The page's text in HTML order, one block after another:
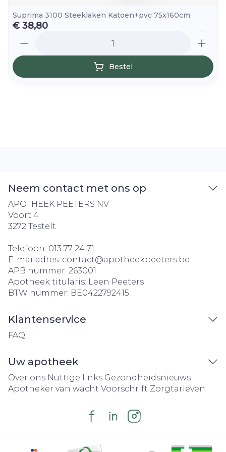
Suprima 3100 Steeklaken Katoen+pvc 75x160cm
€ 38,80
Bestel
Neem contact met ons op
APOTHEEK PEETERS NV
Voort 4
3272 Testelt
Telefoon: 013 77 24 71
E-mailadres: contact@apotheekpeeters.be
APB nummer: 263001
Apotheek titularis: Leen Peeters
BTW nummer: BE0422792415
Klantenservice
FAQ
Uw apotheek
Over ons Nuttige links Gezondheidsnieuws
Apotheker van wacht Voorschrift Zorgtarieven